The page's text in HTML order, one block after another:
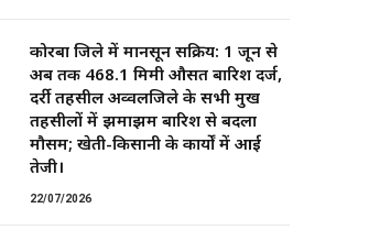
कोरबा जिले में मानसून सक्रिय: 1 जून से
अब तक 468.1 मिमी औसत बारिश दर्ज,
दर्री तहसील अव्वलजिले के सभी प्रमुख
तहसीलों में झमाझम बारिश से बदला
मौसम; खेती-किसानी के कार्यों में आई
तेजी।
22/07/2026